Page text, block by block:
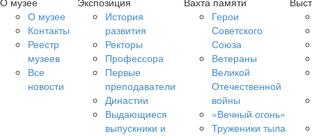
О музее
Контакты
Реестр
музеев
Все
новости
История
развития
Ректоры
Профессора
Первые
преподаватели
Династии
Выдающиеся
выпускники и
Герои
Советского
Союза
Ветераны
Великой
Отечественной
войны
«Вечный огонь»
Труженики тыла